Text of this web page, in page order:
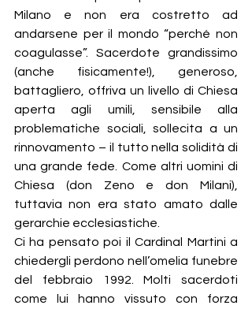
Milano e non era costretto ad
andarsene per il mondo “perché non
coagulasse”. Sacerdote grandissimo
(anche fisicamente!), generoso,
battagliero, offriva un livello di Chiesa
aperta agli umili, sensibile alla
problematiche sociali, sollecita a un
rinnovamento – il tutto nella solidità di
una grande fede. Come altri uomini di
Chiesa (don Zeno e don Milani),
tuttavia non era stato amato dalle
gerarchie ecclesiastiche.
Ci ha pensato poi il Cardinal Martini a
chiedergli perdono nell’omelia funebre
del febbraio 1992. Molti sacerdoti
come lui hanno vissuto con forza